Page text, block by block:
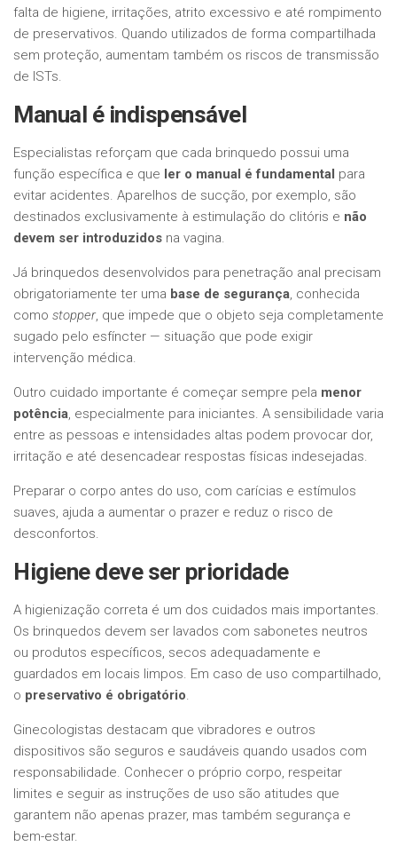
falta de higiene, irritações, atrito excessivo e até rompimento
de preservativos. Quando utilizados de forma compartilhada
sem proteção, aumentam também os riscos de transmissão
de ISTs.
Manual é indispensável
Especialistas reforçam que cada brinquedo possui uma
função específica e que ler o manual é fundamental para
evitar acidentes. Aparelhos de sucção, por exemplo, são
destinados exclusivamente à estimulação do clitóris e não
devem ser introduzidos na vagina.
Já brinquedos desenvolvidos para penetração anal precisam
obrigatoriamente ter uma base de segurança, conhecida
como stopper, que impede que o objeto seja completamente
sugado pelo esfíncter — situação que pode exigir
intervenção médica.
Outro cuidado importante é começar sempre pela menor
potência, especialmente para iniciantes. A sensibilidade varia
entre as pessoas e intensidades altas podem provocar dor,
irritação e até desencadear respostas físicas indesejadas.
Preparar o corpo antes do uso, com carícias e estímulos
suaves, ajuda a aumentar o prazer e reduz o risco de
desconfortos.
Higiene deve ser prioridade
A higienização correta é um dos cuidados mais importantes.
Os brinquedos devem ser lavados com sabonetes neutros
ou produtos específicos, secos adequadamente e
guardados em locais limpos. Em caso de uso compartilhado,
o preservativo é obrigatório.
Ginecologistas destacam que vibradores e outros
dispositivos são seguros e saudáveis quando usados com
responsabilidade. Conhecer o próprio corpo, respeitar
limites e seguir as instruções de uso são atitudes que
garantem não apenas prazer, mas também segurança e
bem-estar.